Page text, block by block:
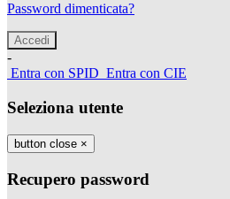
Password dimenticata?
-
Entra con SPID Entra con CIE
Seleziona utente
button close ×
Recupero password